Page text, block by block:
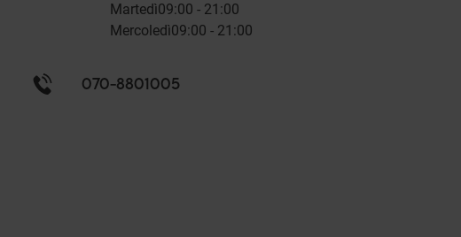
Martedì09:00 - 21:00
Mercoledì09:00 - 21:00
070-8801005